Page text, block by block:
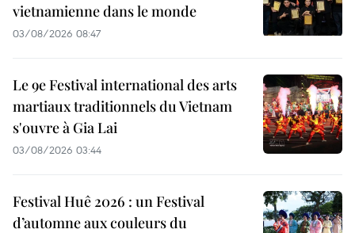
vietnamienne dans le monde
03/08/2026 08:47
Le 9e Festival international des arts
martiaux traditionnels du Vietnam
s'ouvre à Gia Lai
03/08/2026 03:44
Festival Huê 2026 : un Festival
d’automne aux couleurs du